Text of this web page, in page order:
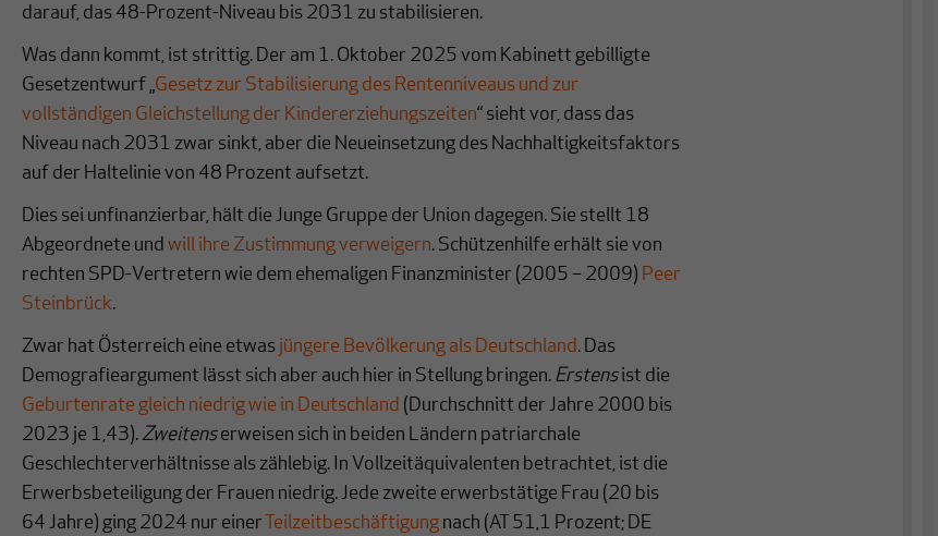
darauf, das 48-Prozent-Niveau bis 2031 zu stabilisieren.
Was dann kommt, ist strittig. Der am 1. Oktober 2025 vom Kabinett gebilligte
Gesetzentwurf „Gesetz zur Stabilisierung des Rentenniveaus und zur
vollständigen Gleichstellung der Kindererziehungszeiten“ sieht vor, dass das
Niveau nach 2031 zwar sinkt, aber die Neueinsetzung des Nachhaltigkeitsfaktors
auf der Haltelinie von 48 Prozent aufsetzt.
Dies sei unfinanzierbar, hält die Junge Gruppe der Union dagegen. Sie stellt 18
Abgeordnete und will ihre Zustimmung verweigern. Schützenhilfe erhält sie von
rechten SPD-Vertretern wie dem ehemaligen Finanzminister (2005 – 2009) Peer
Steinbrück.
Zwar hat Österreich eine etwas jüngere Bevölkerung als Deutschland. Das
Demografieargument lässt sich aber auch hier in Stellung bringen. Erstensist die
Geburtenrate gleich niedrig wie in Deutschland (Durchschnitt der Jahre 2000 bis
2023 je 1,43). Zweitenserweisen sich in beiden Ländern patriarchale
Geschlechterverhältnisse als zählebig. In Vollzeitäquivalenten betrachtet, ist die
Erwerbsbeteiligung der Frauen niedrig. Jede zweite erwerbstätige Frau (20 bis
64 Jahre) ging 2024 nur einer Teilzeitbeschäftigungnach (AT 51,1 Prozent; DE